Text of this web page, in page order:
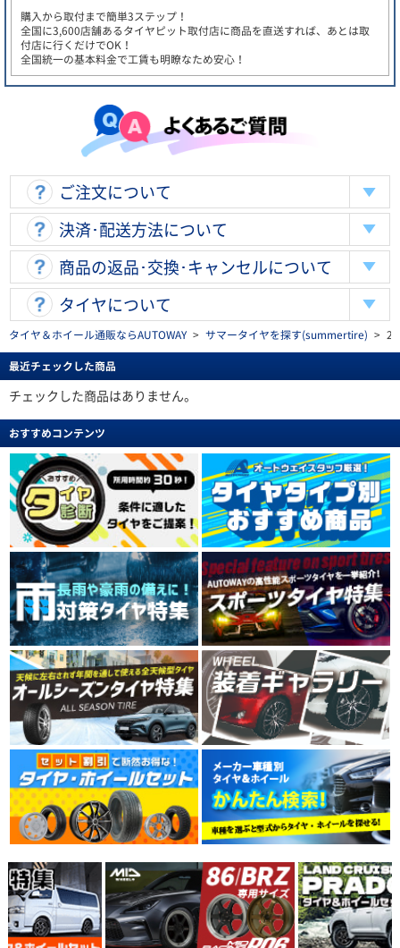
購入から取付まで簡単3ステップ！
全国に3,600店舗あるタイヤピット取付店に商品を直送すれば、あとは取
付店に行くだけでOK！
全国統一の基本料金で工賃も明瞭なため安心！
ご注文について
決済･配送方法について
商品の返品･交換･キャンセルについて
タイヤについて
タイヤ＆ホイール通販ならAUTOWAY > サマータイヤを探す(summertire) >
最近チェックした商品
チェックした商品はありません。
おすすめコンテンツ